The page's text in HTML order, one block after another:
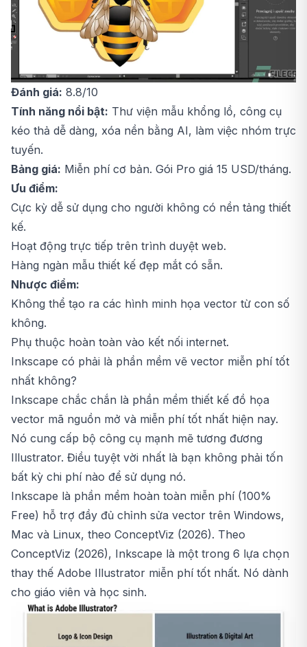
Đánh giá: 8.8/10
Tính năng nổi bật: Thư viện mẫu khổng lồ, công cụ
kéo thả dễ dàng, xóa nền bằng AI, làm việc nhóm trực
tuyến.
Bảng giá: Miễn phí cơ bản. Gói Pro giá 15 USD/tháng.
Ưu điểm:
Cực kỳ dễ sử dụng cho người không có nền tảng thiết
kế.
Hoạt động trực tiếp trên trình duyệt web.
Hàng ngàn mẫu thiết kế đẹp mắt có sẵn.
Nhược điểm:
Không thể tạo ra các hình minh họa vector từ con số
không.
Phụ thuộc hoàn toàn vào kết nối internet.
Inkscape có phải là phần mềm vẽ vector miễn phí tốt
nhất không?
Inkscape chắc chắn là phần mềm thiết kế đồ họa
vector mã nguồn mở và miễn phí tốt nhất hiện nay.
Nó cung cấp bộ công cụ mạnh mẽ tương đương
Illustrator. Điều tuyệt vời nhất là bạn không phải tốn
bất kỳ chi phí nào để sử dụng nó.
Inkscape là phần mềm hoàn toàn miễn phí (100%
Free) hỗ trợ đầy đủ chỉnh sửa vector trên Windows,
Mac và Linux, theo ConceptViz (2026). Theo
ConceptViz (2026), Inkscape là một trong 6 lựa chọn
thay thế Adobe Illustrator miễn phí tốt nhất. Nó dành
cho giáo viên và học sinh.